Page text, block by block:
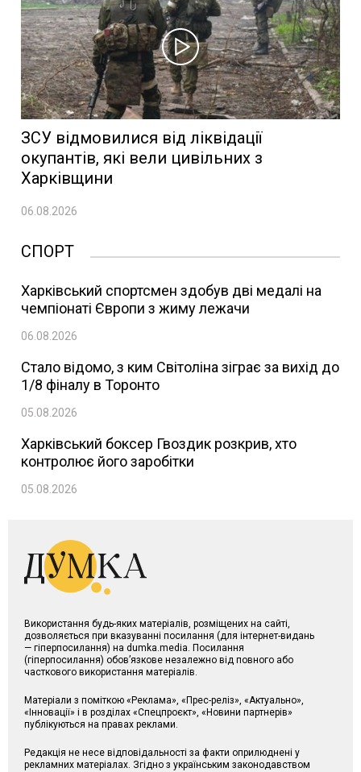
ЗСУ відмовилися від ліквідації
окупантів, які вели цивільних з
Харківщини
06.08.2026
СПОРТ
Харківський спортсмен здобув дві медалі на
чемпіонаті Європи з жиму лежачи
06.08.2026
Стало відомо, з ким Світоліна зіграє за вихід до
1/8 фіналу в Торонто
05.08.2026
Харківський боксер Гвоздик розкрив, хто
контролює його заробітки
05.08.2026
Використання будь-яких матеріалів, розміщених на сайті,
дозволяється при вказуванні посилання (для інтернет-видань
— гіперпосилання) на dumka.media. Посилання
(гіперпосилання) обов’язкове незалежно від повного або
часткового використання матеріалів.
Матеріали з поміткою «Реклама», «Прес-реліз», «Актуально»,
«Інновації» і в розділах «Спецпроєкт», «Новини партнерів»
публікуються на правах реклами.
Редакція не несе відповідальності за факти оприлюднені у
рекламних матеріалах. Згідно з українським законодавством